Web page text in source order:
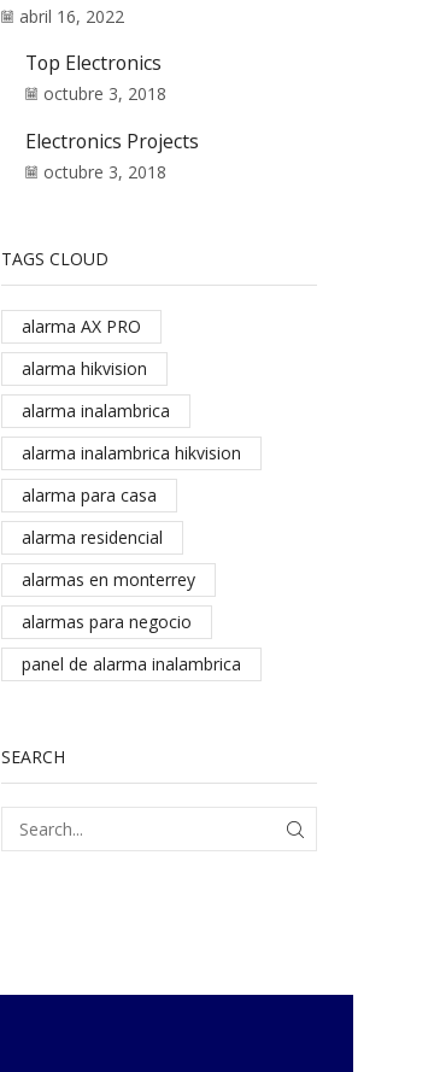
abril 16, 2022
Top Electronics
octubre 3, 2018
Electronics Projects
octubre 3, 2018
TAGS CLOUD
alarma AX PRO
alarma hikvision
alarma inalambrica
alarma inalambrica hikvision
alarma para casa
alarma residencial
alarmas en monterrey
alarmas para negocio
panel de alarma inalambrica
SEARCH